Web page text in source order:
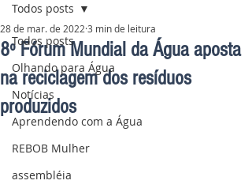
Todos posts
Olhando para Água
Notícias
Aprendendo com a Água
REBOB Mulher
assembléia
Todos posts
8º Fórum Mundial da Água aposta
na reciclagem dos resíduos
produzidos
28 de mar. de 2022 3 min de leitura